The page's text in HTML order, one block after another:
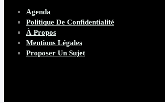
Agenda
Politique De Confidentialité
À Propos
Mentions Légales
Proposer Un Sujet